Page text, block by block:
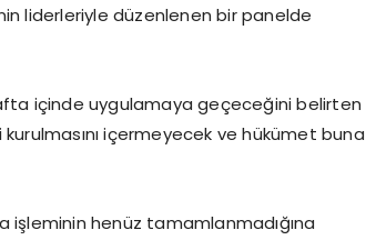
liderleriyle düzenlenen bir panelde
içinde uygulamaya geçeceğini belirten
içermeyecek ve hükümet buna
işleminin henüz tamamlanmadığına